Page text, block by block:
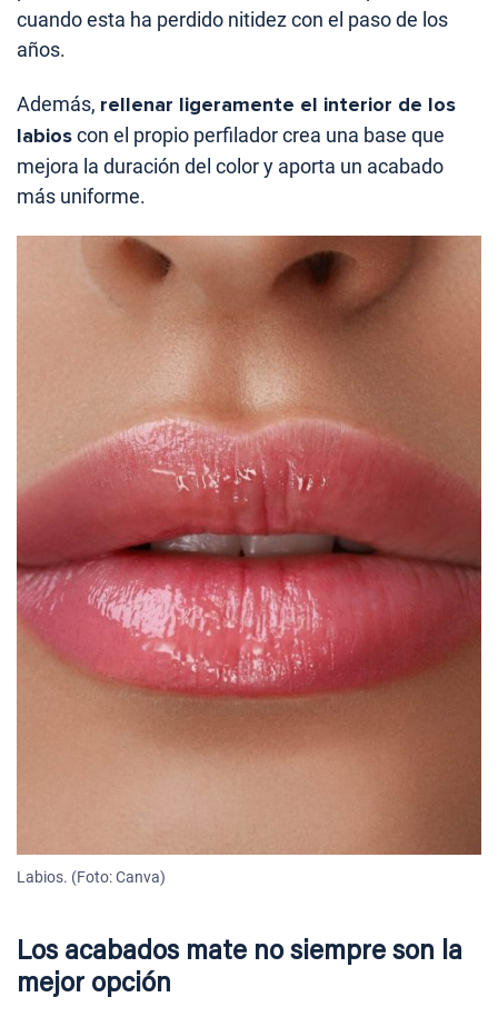
cuando esta ha perdido nitidez con el paso de los
años.
Además, rellenar ligeramente el interior de los
labioscon el propio perfilador crea una base que
mejora la duración del color y aporta un acabado
más uniforme.
Labios. (Foto: Canva)
Los acabados mate no siempre son la
mejor opción